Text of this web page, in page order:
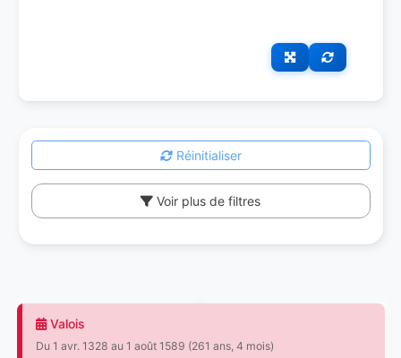
Réinitialiser
Voir plus de filtres
Valois
Du 1 avr. 1328 au 1 août 1589 (261 ans, 4 mois)